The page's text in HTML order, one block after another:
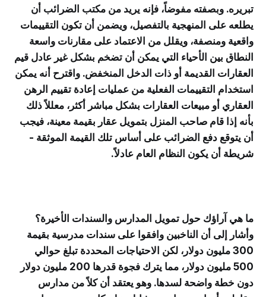
تبريره. وبصفته مفوضاً، فإنه يريد من مكتب الضرائب أن
يطلعه على المنهجية بالتفصيل، ويضمن أن تكون التقييمات
واقعية ومنصفة، ويقلل من الاعتماد على مقارنات واسعة
النطاق بين الأحياء التي يمكن أن تضخم بشكل غير عادل قيم
العقارات القديمة أو ذات الدخل المنخفض. واقترح أنه يمكن
استخدام التقييمات الفعلية من عمليات إعادة تقييم الرهن
العقاري أو مبيعات العقارات بشكل مباشر أكثر، معللاً ذلك
بأنه إذا قام صاحب المنزل بتمويل عقار بقيمة معينة، فيجب
أن يتوقع دفع الضرائب على أساس تلك القيمة الموثقة -
شريطة أن يكون النظام العام عادلاً.
ما هي آراؤك حول تمويل المدارس والسندات الأخيرة؟
وأشار إلى أن الناخبين وافقوا على سندات مدرسية بقيمة
300 مليون دولار، لكن الاحتياجات المحددة تبلغ حوالي
500 مليون دولار، مما يترك فجوة قدرها 200 مليون دولار
دون خطة واضحة لسدها. وهو يعتقد أن كلاً من مدارس